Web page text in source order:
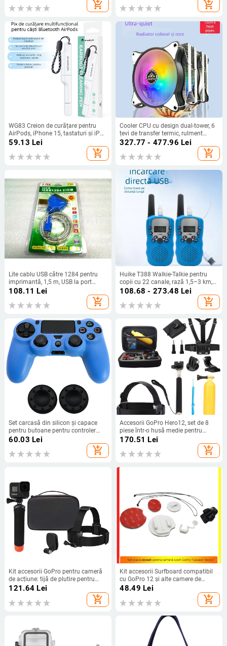
add_shopping_cart add_shopping_cart
WG83 Creion de curățare pentru
AirPods, iPhone 15, tastaturi și iPad
– Universal, procesare OEM, logo
gravat cu laser, corp din plastic,
greutate 18,5 g
59.13 Lei
add_shopping_cart
Cooler CPU cu design dual-tower, 6
țevi de transfer termic, rulment
hidraulic, sincronizare RGB 5V,
327.77 - 477.96 Lei
add_shopping_cart
Lite cablu USB către 1284 pentru
imprimantă, 1,5 m, USB la port
paralel, nucleu din cupru
108.11 Lei
add_shopping_cart
Huike T388 Walkie-Talkie pentru
copii cu 22 canale, rază 1,5–3 km,
putere RF 0,5 W, baterie litiu 3,7 V,
108.68 - 273.48 Lei
add_shopping_cart
Set carcasă din silicon și capace
pentru butoane pentru controler
PS4: Carcasă de protecție pentru
controlerul PS4 cu 2 capace pentru
butoane la ora 8
60.03 Lei
add_shopping_cart
Accesorii GoPro Hero12, set de 8
piese într-o husă medie pentru
cameră de acțiune în aer liber;
scufundări, surfing, ciclism, off-road
170.51 Lei
add_shopping_cart
Kit accesorii GoPro pentru cameră
de acțiune: tijă de plutire pentru
scufundări, selfie stick și suport de
121.64 Lei
add_shopping_cart
Kit accesorii Surfboard compatibil
cu GoPro 12 și alte camere de
acțiune, pentru surfing și scufundări
48.49 Lei
add_shopping_cart